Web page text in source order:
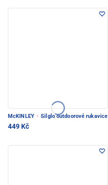
McKINLEY · Silglo outdoorové rukavice
449 Kč